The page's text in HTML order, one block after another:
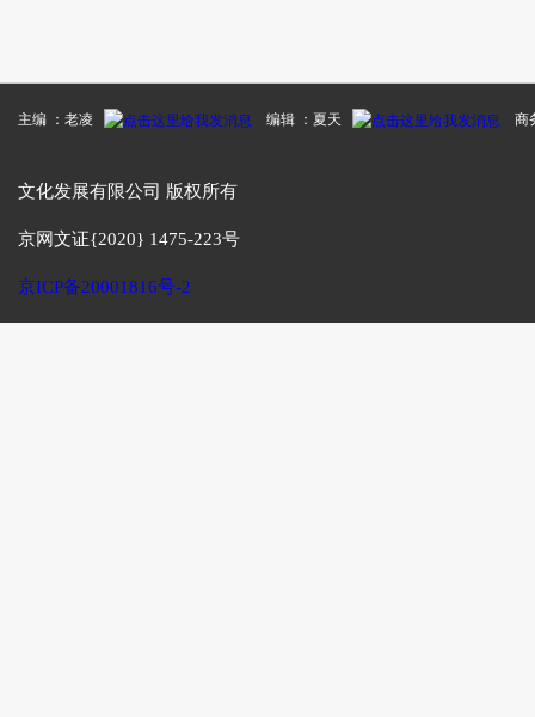
主编 ：老凌 编辑 ：夏天 商
文化发展有限公司 版权所有
京网文证{2020} 1475-223号
京ICP备20001816号-2